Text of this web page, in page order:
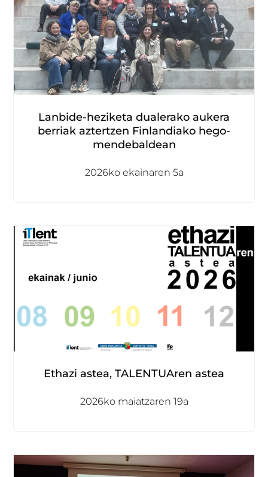
Lanbide-heziketa dualerako aukera
berriak aztertzen Finlandiako hego-
mendebaldean
2026ko ekainaren 5a
Ethazi astea, TALENTUAren astea
2026ko maiatzaren 19a